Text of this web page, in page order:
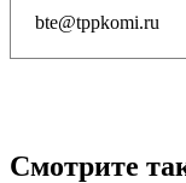
bte@tppkomi.ru
Смотрите